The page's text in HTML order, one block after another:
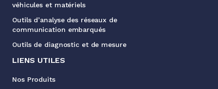
véhicules et matériels
Outils d’analyse des réseaux de
communication embarqués
Outils de diagnostic et de mesure
LIENS UTILES
Nos Produits